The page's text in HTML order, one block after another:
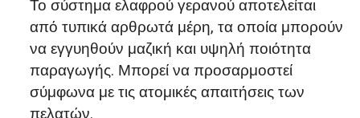
Το σύστημα ελαφρού γερανού αποτελείται
από τυπικά αρθρωτά μέρη, τα οποία μπορούν
να εγγυηθούν μαζική και υψηλή ποιότητα
παραγωγής. Μπορεί να προσαρμοστεί
σύμφωνα με τις ατομικές απαιτήσεις των